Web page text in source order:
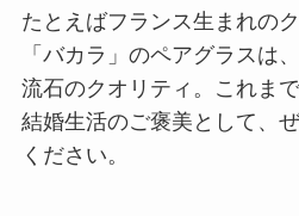
たとえばフランス生まれの
「バカラ」のペアグラスは
流石のクオリティ。これま
結婚生活のご褒美として、
ください。